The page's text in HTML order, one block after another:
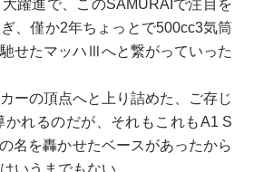
躍進で、このSAMURAIで注目を
、僅か2年ちょっとで500cc3気筒
せたマッハⅢへと繋がっていった
ーの頂点へと上り詰めた、ご存じ
かれるのだが、それもこれもA1 S
名を轟かせたベースがあったから
いうまでもない。